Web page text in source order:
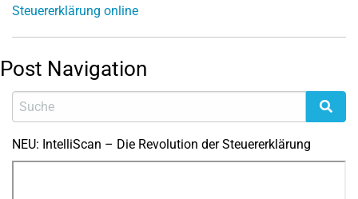
Steuererklärung online
Post Navigation
NEU: IntelliScan – Die Revolution der Steuererklärung